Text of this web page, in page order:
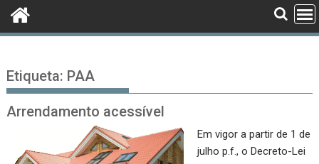
Etiqueta: PAA
Arrendamento acessível
Em vigor a partir de 1 de
julho p.f., o Decreto-Lei